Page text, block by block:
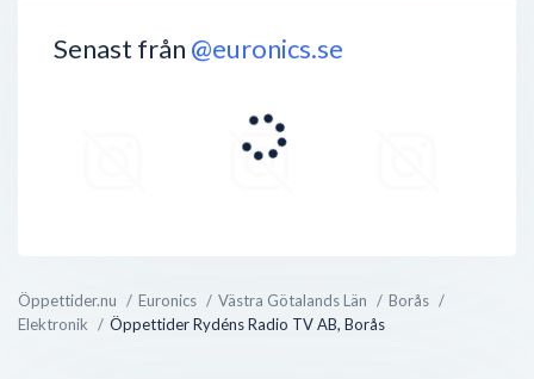
Öppettider.nu Euronics Västra Götalands Län
Borås
Elektronik
Öppettider Rydéns Radio TV AB, Borås
Senast från @euronics.se